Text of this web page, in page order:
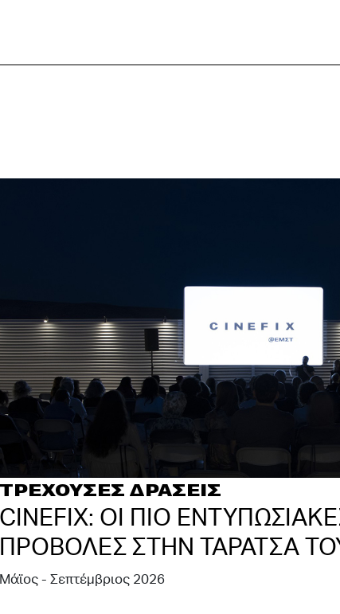
ΤΡΕΧΟΥΣΕΣ ΔΡΑΣΕΙΣ
CINEFIX: OI ΠΙΟ
ΠΡΟΒΟΛΕΣ ΣΤΗΝ ΤΑΡΑΤΣΑ
Μάϊος - Σεπτέμβριος 2026